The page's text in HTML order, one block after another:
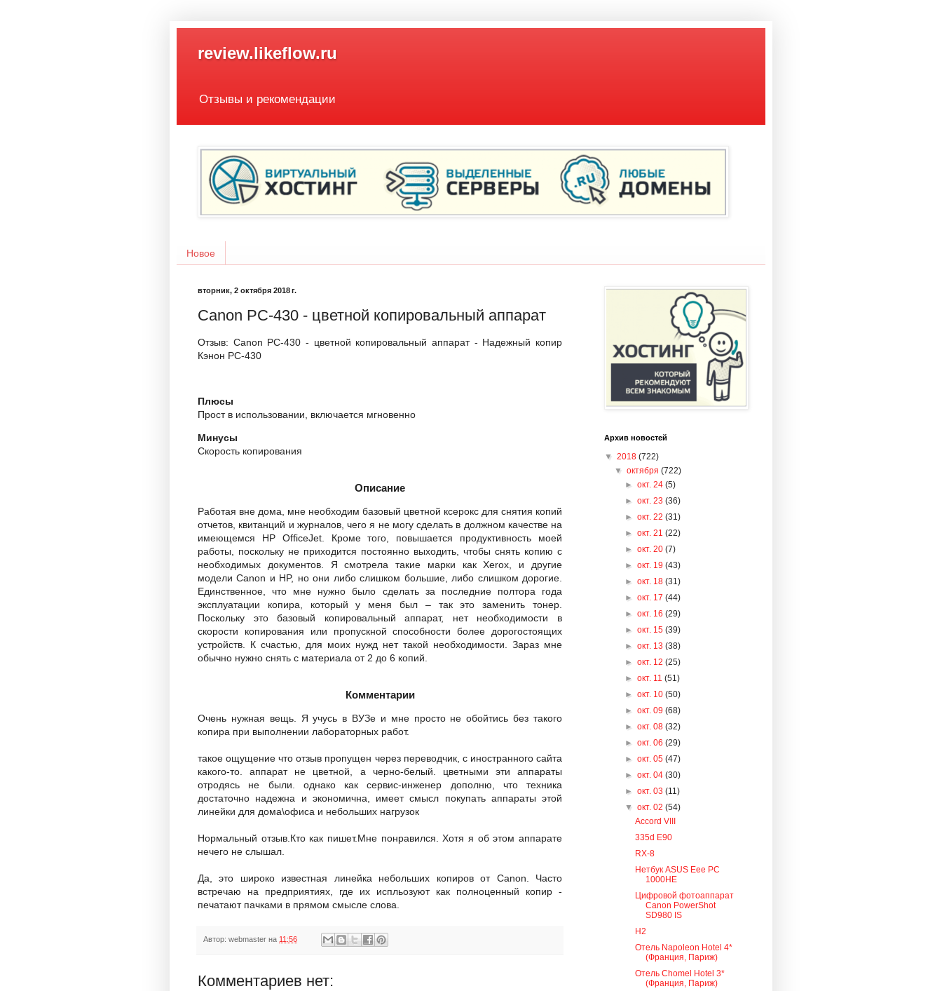
review.likeflow.ru
Отзывы и рекомендации
Новое
вторник, 2 октября 2018 г.
Canon PC-430 - цветной копировальный аппарат
Отзыв: Canon PC-430 - цветной копировальный аппарат - Надежный копир
Кэнон PC-430
Плюсы
Прост в использовании, включается мгновенно
Минусы
Скорость копирования
Описание
Работая вне дома, мне необходим базовый цветной ксерокс для снятия копий
отчетов, квитанций и журналов, чего я не могу сделать в должном качестве на
имеющемся HP OfficeJet. Кроме того, повышается продуктивность моей
работы, поскольку не приходится постоянно выходить, чтобы снять копию с
необходимых документов. Я смотрела такие марки как Xerox, и другие
модели Canon и HP, но они либо слишком большие, либо слишком дорогие.
Единственное, что мне нужно было сделать за последние полтора года
эксплуатации копира, который у меня был – так это заменить тонер.
Поскольку это базовый копировальный аппарат, нет необходимости в
скорости копирования или пропускной способности более дорогостоящих
устройств. К счастью, для моих нужд нет такой необходимости. Зараз мне
обычно нужно снять с материала от 2 до 6 копий.
Комментарии
Очень нужная вещь. Я учусь в ВУЗе и мне просто не обойтись без такого
копира при выполнении лабораторных работ.
такое ощущение что отзыв пропущен через переводчик, с иностранного сайта
какого-то. аппарат не цветной, а черно-белый. цветными эти аппараты
отродясь не были. однако как сервис-инженер дополню, что техника
достаточно надежна и экономична, имеет смысл покупать аппараты этой
линейки для дома\офиса и небольших нагрузок
Нормальный отзыв.Кто как пишет.Мне понравился. Хотя я об этом аппарате
нечего не слышал.
Да, это широко известная линейка небольших копиров от Canon. Часто
встречаю на предприятиях, где их испльозуют как полноценный копир -
печатают пачками в прямом смысле слова.
Автор: webmaster на 11:56
Комментариев нет:
Архив новостей
▼ 2018 (722)
▼октября(722)
► окт. 24 (5)
► окт. 23 (36)
► окт. 22 (31)
► окт. 21 (22)
► окт. 20 (7)
► окт. 19 (43)
► окт. 18 (31)
► окт. 17 (44)
► окт. 16 (29)
► окт. 15 (39)
► окт. 13 (38)
► окт. 12 (25)
► окт. 11 (51)
► окт. 10 (50)
► окт. 09 (68)
► окт. 08 (32)
► окт. 06 (29)
► окт. 05 (47)
► окт. 04 (30)
► окт. 03 (11)
▼ окт. 02 (54)
Accord VIII
335d E90
RX-8
Нетбук ASUS Eee PC
1000HE
Цифровой фотоаппарат
Canon PowerShot
SD980 IS
H2
Отель Napoleon Hotel 4*
(Франция, Париж)
Отель Chomel Hotel 3*
(Франция, Париж)